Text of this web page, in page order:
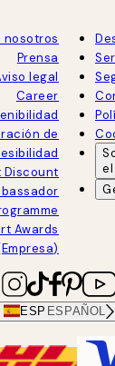
nosotros
Prensa
legal
Career
de
Discount
Awards
ESP ESPAÑOL